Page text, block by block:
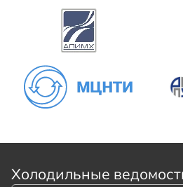
Холодильные